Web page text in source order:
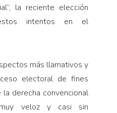
la reciente elección
intentos en el
más llamativos y
electoral de fines
derecha convencional
veloz y casi sin